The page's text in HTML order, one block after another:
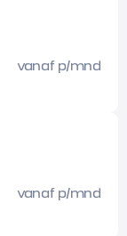
vanaf p/mnd
vanaf p/mnd